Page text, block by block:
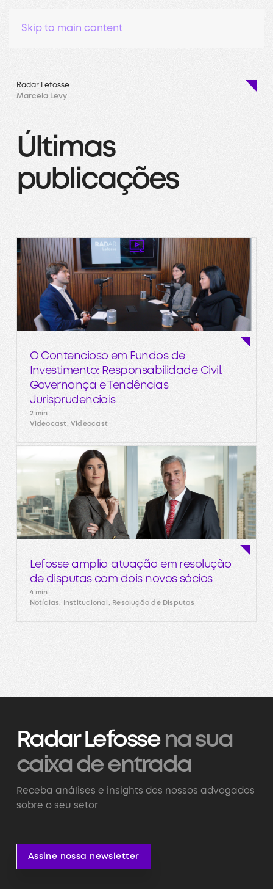
Skip to main content
Radar Lefosse
Marcela Levy
Últimas
publicações
O Contencioso em Fundos de
Investimento: Responsabilidade Civil,
Governança e Tendências
Jurisprudenciais
2 min
Videocast, Videocast
Lefosse amplia atuação em resolução
de disputas com dois novos sócios
4 min
Notícias, Institucional, Resolução de Disputas
Radar Lefossena sua
caixa de entrada
Receba análises e insights dos nossos advogados
sobre o seu setor
Assine nossa newsletter